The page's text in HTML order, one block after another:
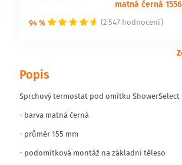
94 % (2 547 hodnocení)
matná černá
Popis
Sprchový termostat pod omítku ShowerSelect
- barva matná černá
- průměr 155 mm
- podomítková montáž na základní těleso